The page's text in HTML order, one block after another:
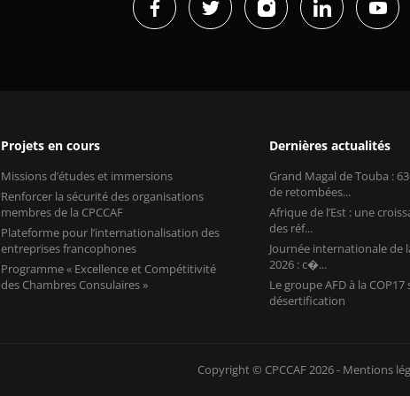
Projets en cours
Missions d’études et immersions
Renforcer la sécurité des organisations
membres de la CPCCAF
Plateforme pour l’internationalisation des
entreprises francophones
Programme « Excellence et Compétitivité
des Chambres Consulaires »
Dernières actualités
Grand Magal de Touba :
de retombées...
Afrique de l’Est : une
des réf...
Journée internationale de
2026 : c�...
Le groupe AFD à la COP17
désertification
Copyright © CPCCAF 2026 - Mentions